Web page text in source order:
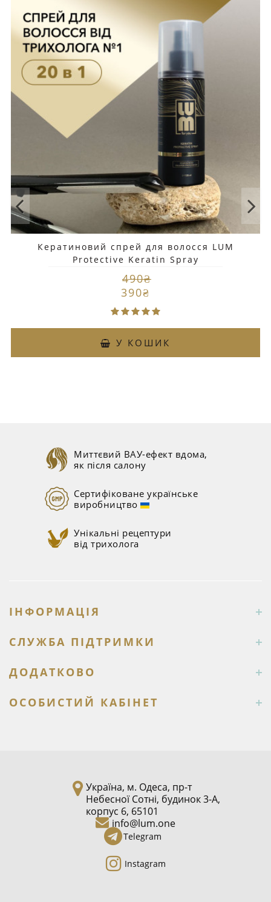
Кератиновий спрей для волосся LUM
Protective Keratin Spray
490₴
390₴
У КОШИК
Миттєвий ВАУ-ефект вдома,
як після салону
Сертифіковане українське
виробництво
Унікальні рецептури
від трихолога
ІНФОРМАЦІЯ
СЛУЖБА ПІДТРИМКИ
ДОДАТКОВО
ОСОБИСТИЙ КАБІНЕТ
Україна, м. Одеса, пр-т
Небесної Сотні, будинок 3-А,
корпус 6, 65101
info@lum.one
Telegram
Instagram